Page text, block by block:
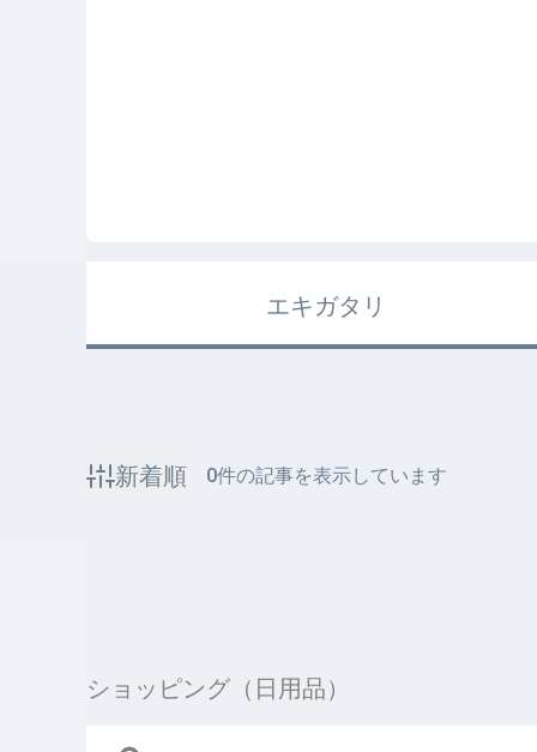
エキガタリ
新着順 0件の記事を表示しています
ショッピング（日用品）